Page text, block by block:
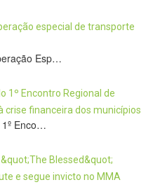
Esp…
1º Enco…